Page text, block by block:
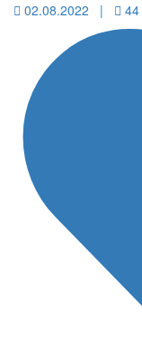
02.08.2022 |
44